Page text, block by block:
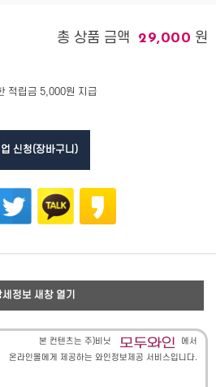
총 상품 금액 29,000 원
적립금 5,000원 지급
신청(장바구니)
세정보 새창 열기
본 컨텐츠는 주)비닛
에서
온라인몰에게 제공하는 와인정보제공 서비스입니다.